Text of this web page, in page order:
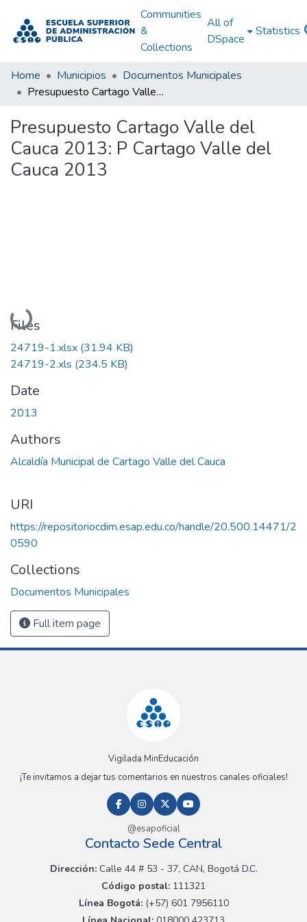
Communities
&
Collections
All of
DSpace
Statistics
Home Municipios
Documentos Municipales
Presupuesto Cartago Valle del Cauca 2013: P Cartago Valle del Cauca 2013
Presupuesto Cartago Valle del
Cauca 2013: P Cartago Valle del
Cauca 2013
Loading...
Files
24719-1.xlsx (31.94 KB)
24719-2.xls (234.5 KB)
Date
2013
Authors
Alcaldía Municipal de Cartago Valle del Cauca
URI
https://repositoriocdim.esap.edu.co/handle/20.500.14471/2
0590
Collections
Documentos Municipales
Full item page
Vigilada MinEducación
¡Te invitamos a dejar tus comentarios en nuestros canales oficiales!
@esapoficial
Contacto Sede Central
Dirección:Calle 44 # 53 - 37, CAN, Bogotá D.C.
Código postal: 111321
Línea Bogotá:(+57) 601 7956110